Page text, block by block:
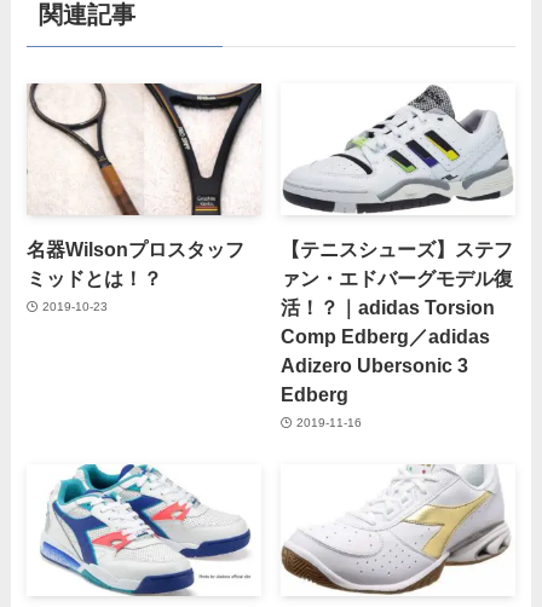
関連記事
名器Wilsonプロスタッフ
ミッドとは！？
2019-10-23
【テニスシューズ】ステフ
ァン・エドバーグモデル復
活！？｜adidas Torsion
Comp Edberg／adidas
Adizero Ubersonic 3
Edberg
2019-11-16